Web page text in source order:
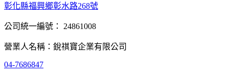
彰化縣福興鄉彰水路268號
公司統一編號： 24861008
營業人名稱：銳祺寶企業有限公司
04-7686847